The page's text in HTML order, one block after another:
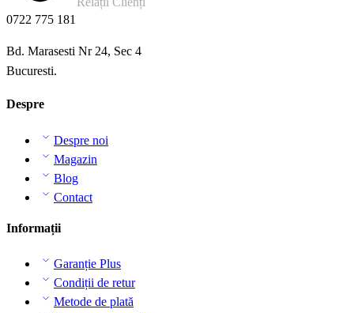
0722 775 181
Bd. Marasesti Nr 24, Sec 4
Bucuresti.
Despre
Despre noi
Magazin
Blog
Contact
Informații
Garanție Plus
Condiții de retur
Metode de plată